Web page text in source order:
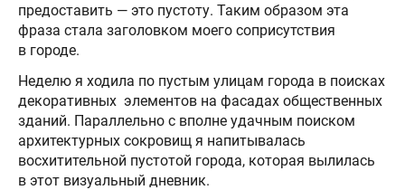
предоставить — это пустоту. Таким образом эта
фраза стала заголовком моего соприсутствия
в городе.
Неделю я ходила по пустым улицам города в поисках
декоративных элементов на фасадах общественных
зданий. Параллельно с вполне удачным поиском
архитектурных сокровищ я напитывалась
восхитительной пустотой города, которая вылилась
в этот визуальный дневник.